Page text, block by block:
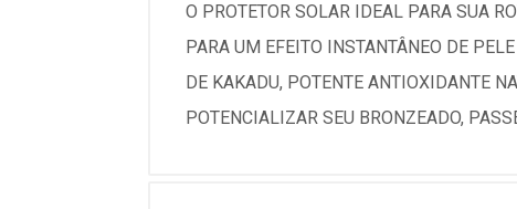
O PROTETOR SOLAR IDEAL PARA SUA
PARA UM EFEITO INSTANTÂNEO DE
DE KAKADU, POTENTE ANTIOXIDANTE
POTENCIALIZAR SEU BRONZEADO,